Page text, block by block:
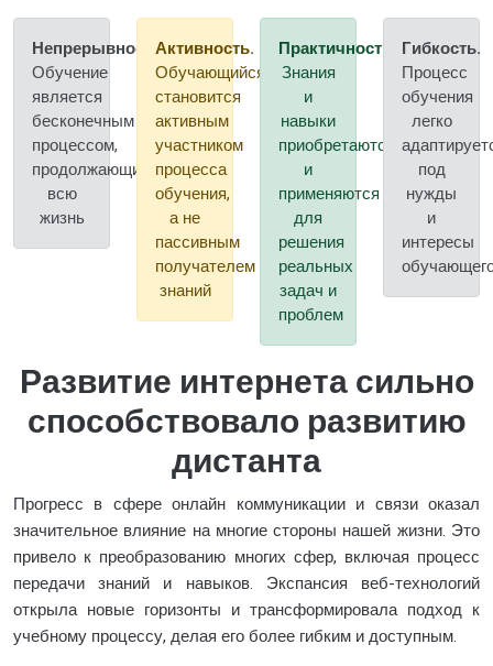
Непрерывность.
Обучение
является
бесконечным
процессом,
продолжающимся
всю
жизнь
Активность.
Обучающийся
становится
активным
участником
процесса
обучения,
а не
пассивным
получателем
знаний
Практичность.
Знания
и
навыки
приобретаются
и
применяются
для
решения
реальных
задач и
проблем
Гибкость.
Процесс
обучения
легко
под
нужды
и
интересы
Развитие интернета сильно
способствовало развитию
дистанта
Прогресс в сфере онлайн коммуникации и связи оказал
значительное влияние на многие стороны нашей жизни. Это
привело к преобразованию многих сфер, включая процесс
передачи знаний и навыков. Экспансия веб-технологий
открыла новые горизонты и трансформировала подход к
учебному процессу, делая его более гибким и доступным.